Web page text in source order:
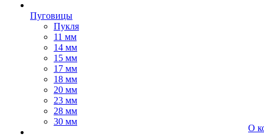
Пуговицы
Пукля
11 мм
14 мм
15 мм
17 мм
18 мм
20 мм
23 мм
28 мм
30 мм
О